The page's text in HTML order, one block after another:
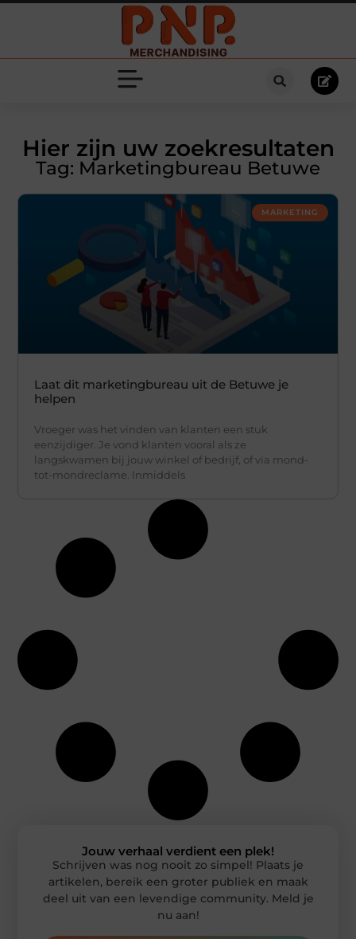
Hier zijn uw zoekresultaten
Tag: Marketingbureau Betuwe
MARKETING
Laat dit marketingbureau uit de Betuwe je
helpen
Vroeger was het vinden van klanten een stuk
eenzijdiger. Je vond klanten vooral als ze
langskwamen bij jouw winkel of bedrijf, of via mond-
tot-mondreclame. Inmiddels
Jouw verhaal verdient een plek!
Schrijven was nog nooit zo simpel! Plaats je
artikelen, bereik een groter publiek en maak
deel uit van een levendige community. Meld je
nu aan!